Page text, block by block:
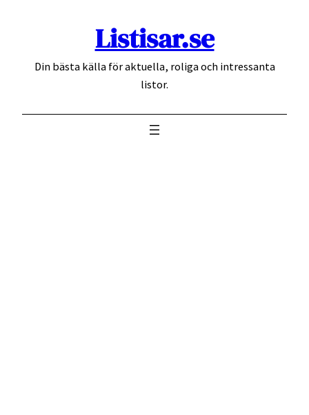
Listisar.se
Din bästa källa för aktuella, roliga och intressanta
listor.